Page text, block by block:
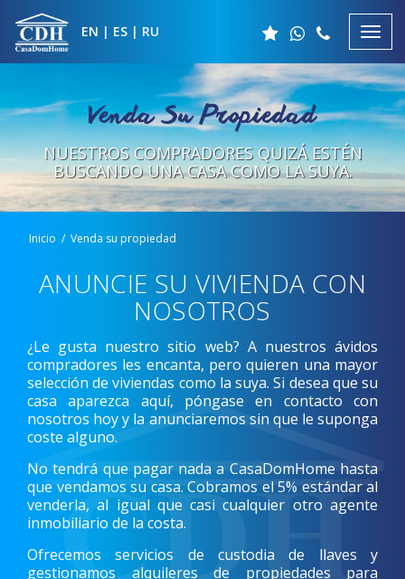
EN | ES | RU
Venda Su Propiedad
NUESTROS COMPRADORES QUIZÁ ESTÉN
BUSCANDOUNA CASA COMO LA SUYA.
Inicio Venda su propiedad
ANUNCIE SU VIVIENDA CON
NOSOTROS
¿Le gusta nuestro sitio web? A nuestros ávidos
compradores les encanta, pero quieren una mayor
selección de viviendas como la suya. Si desea que su
casa aparezca aquí, póngase en contacto con
nosotros hoy y la anunciaremos sin que le suponga
coste alguno.
No tendrá que pagar nada a CasaDomHome hasta
que vendamos su casa. Cobramos el 5% estándar al
venderla, al igual que casi cualquier otro agente
inmobiliario de la costa.
Ofrecemos servicios de custodia de llaves y
gestionamos alquileres de propiedades para